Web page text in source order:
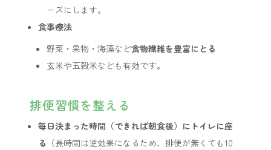
ーズにします。
食事療法
野菜・果物・海藻など食物繊維を豊富にとる
玄米や五穀米なども有効です。
排便習慣を整える
毎日決まった時間（できれば朝食後）にトイレに座
る （長時間は逆効果になるため、排便が無くても10